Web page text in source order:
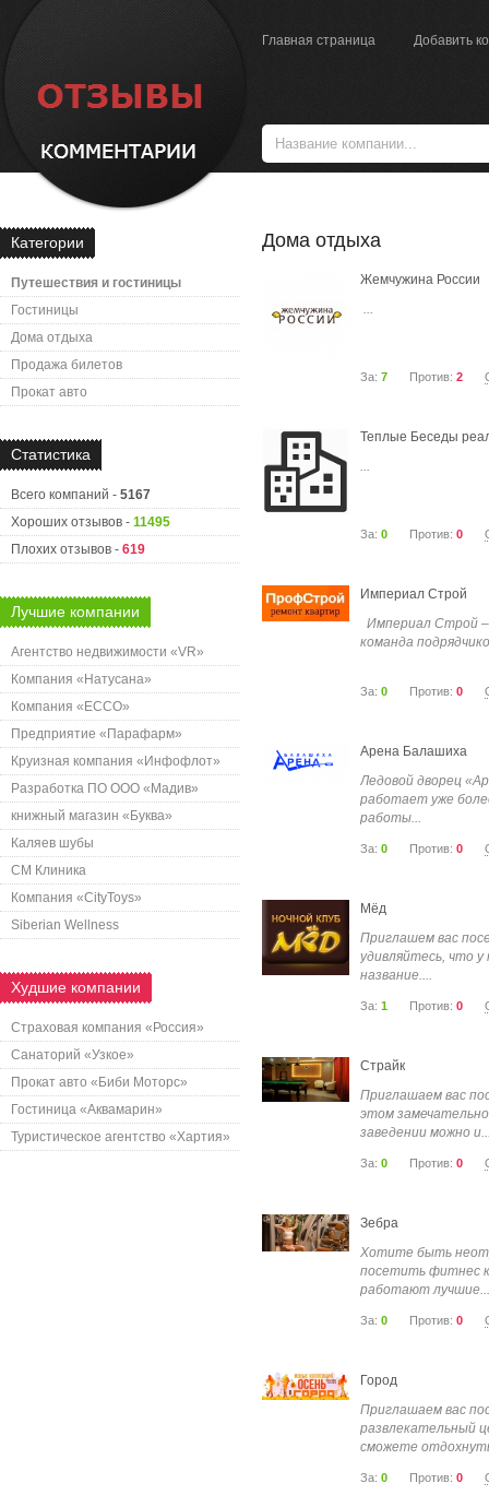
Главная страница Добавить
Категории
Путешествия и гостиницы
Гостиницы
Дома отдыха
Продажа билетов
Прокат авто
Статистика
Всего компаний - 5167
Хороших отзывов - 11495
Плохих отзывов - 619
Лучшие компании
Агентство недвижимости «VR»
Компания «Натусана»
Компания «ECCO»
Предприятие «Парафарм»
Круизная компания «Инфофлот»
Разработка ПО ООО «Мадив»
книжный магазин «Буква»
Каляев шубы
СМ Клиника
Компания «CityToys»
Siberian Wellness
Худшие компании
Страховая компания «Россия»
Санаторий «Узкое»
Прокат авто «Биби Моторс»
Гостиница «Аквамарин»
Туристическое агентство «Хартия»
Дома отдыха
Жемчужина России
...
За: 7 Против: 2
Теплые Беседы
...
За: 0 Против: 0
Империал Строй
Империал Строй
команда
За: 0 Против: 0
Арена Балашиха
Ледовой дворец
работает уже
работы...
За: 0 Против: 0
Мёд
Приглашем вас
удивляйтесь, что
название....
За: 1 Против: 0
Страйк
Приглашаем вас
этом
заведении можно
За: 0 Против: 0
Зебра
Хотите быть
посетить фитнес
работают лучшие...
За: 0 Против: 0
Город
Приглашаем вас
развлекательный
сможете
За: 0 Против: 0